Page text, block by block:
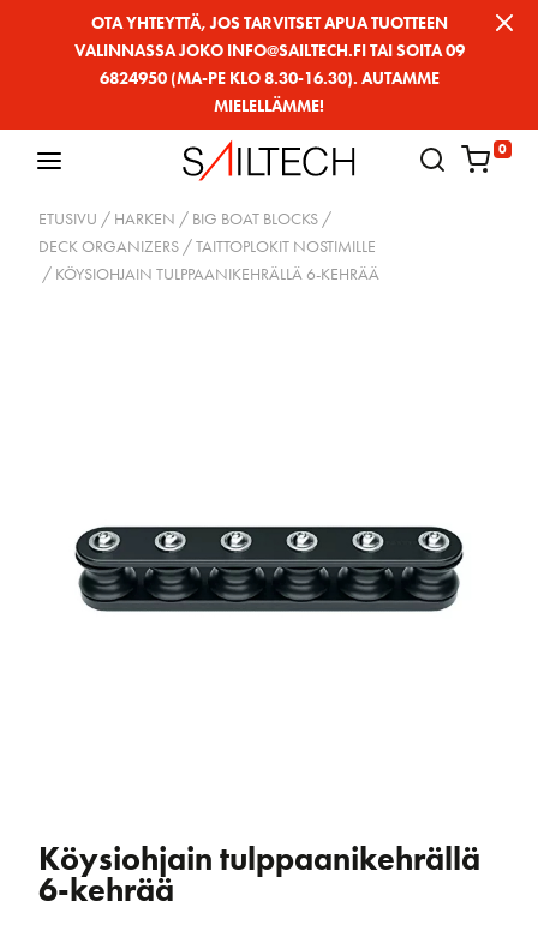
OTA YHTEYTTÄ, JOS TARVITSET APUA TUOTTEEN
VALINNASSA JOKO INFO@SAILTECH.FI TAI SOITA 09
6824950 (MA-PE KLO 8.30-16.30). AUTAMME
MIELELLÄMME!
0
ETUSIVU / HARKEN / BIG BOAT BLOCKS /
DECK ORGANIZERS / TAITTOPLOKIT NOSTIMILLE
/ KÖYSIOHJAIN TULPPAANIKEHRÄLLÄ 6-KEHRÄÄ
Köysiohjain tulppaanikehrällä
6-kehrää